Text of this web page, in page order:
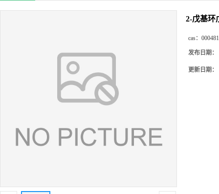
2-戊基环
cas：
发布日期：
更新日期：